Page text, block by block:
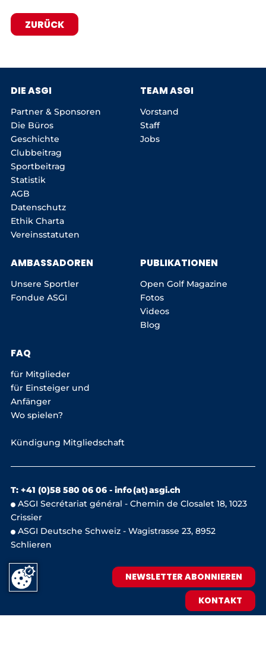
ZURÜCK
DIE ASGI
Partner & Sponsoren
Die Büros
Geschichte
Clubbeitrag
Sportbeitrag
Statistik
AGB
Datenschutz
Ethik Charta
Vereinsstatuten
TEAM ASGI
Vorstand
Staff
Jobs
AMBASSADOREN
Unsere Sportler
Fondue ASGI
PUBLIKATIONEN
Open Golf Magazine
Fotos
Videos
Blog
FAQ
für Mitglieder
für Einsteiger und
Anfänger
Wo spielen?
Kündigung Mitgliedschaft
T: +41 (0)58 580 06 06 - info (at) asgi.ch
ASGI Secrétariat général - Chemin de Closalet 18, 1023
Crissier
ASGI Deutsche Schweiz - Wagistrasse 23, 8952
Schlieren
NEWSLETTER ABONNIEREN
KONTAKT